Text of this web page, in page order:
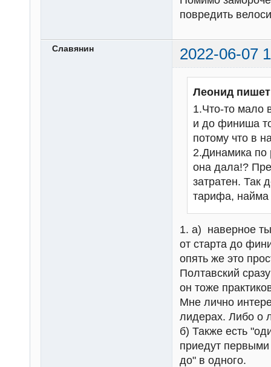
повредить
Славянин 2022-06-07
Леонид
1.Что-то мало
и до финиша
потому что в
2.Динамика по
она дала!?
затратен. Так
тарифа, найма
1. а) наверное ты
от старта до
опять же это
Полтавский
он тоже
Мне лично
лидерах. Либо о
б) Также есть
приедут
до" в одного.